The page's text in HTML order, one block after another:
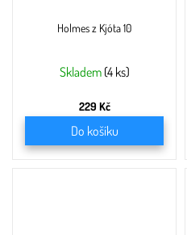
Holmes z Kjóta 10
Skladem (4 ks)
229 Kč
Do košíku